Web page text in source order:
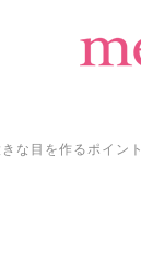
な目を作るポイント